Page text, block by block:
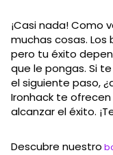
¡Casi nada! Como
muchas cosas.
pero tu éxito
que le pongas. Si
el siguiente paso,
Ironhack te
alcanzar el éxito.
Descubre nuestro